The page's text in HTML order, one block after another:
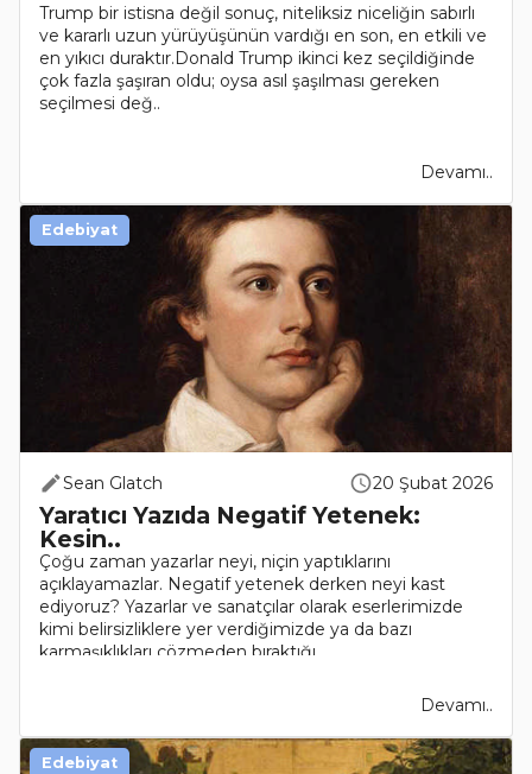
Trump bir istisna değil sonuç, niteliksiz niceliğin sabırlı
ve kararlı uzun yürüyüşünün vardığı en son, en etkili ve
en yıkıcı duraktır.Donald Trump ikinci kez seçildiğinde
çok fazla şaşıran oldu; oysa asıl şaşılması gereken
seçilmesi değ..
Devamı..
Sean Glatch 20 Şubat 2026
Yaratıcı Yazıda Negatif Yetenek:
Kesin..
Çoğu zaman yazarlar neyi, niçin yaptıklarını
açıklayamazlar. Negatif yetenek derken neyi kast
ediyoruz? Yazarlar ve sanatçılar olarak eserlerimizde
kimi belirsizliklere yer verdiğimizde ya da bazı
karmaşıklıkları çözmeden bıraktığı..
Devamı..
Edebiyat
Edebiyat